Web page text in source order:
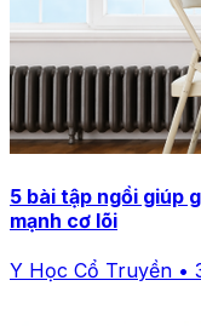
5 bài tập ngồi giúp
mạnh cơ lõi
Y Học Cổ Truyền •